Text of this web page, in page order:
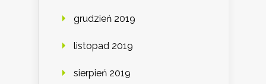
grudzień 2019
listopad 2019
sierpień 2019